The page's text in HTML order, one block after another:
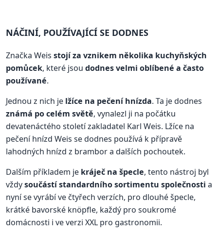
NÁČINÍ, POUŽÍVAJÍCÍ SE DODNES
Značka Weis stojí za vznikem několika kuchyňských
pomůcek, které jsou dodnes velmi oblíbené a často
používané.
Jednou z nich je lžíce na pečení hnízda. Ta je dodnes
známá po celém světě, vynalezl ji na počátku
devatenáctého století zakladatel Karl Weis. Lžíce na
pečení hnízd Weis se dodnes používá k přípravě
lahodných hnízd z brambor a dalších pochoutek.
Dalším příkladem je kráječ na špecle, tento nástroj byl
vždysoučástí standardního sortimentu společnosti a
nyní se vyrábí ve čtyřech verzích, pro dlouhé špecle,
krátké bavorské knöpfle, každý pro soukromé
domácnosti i ve verzi XXL pro gastronomii.